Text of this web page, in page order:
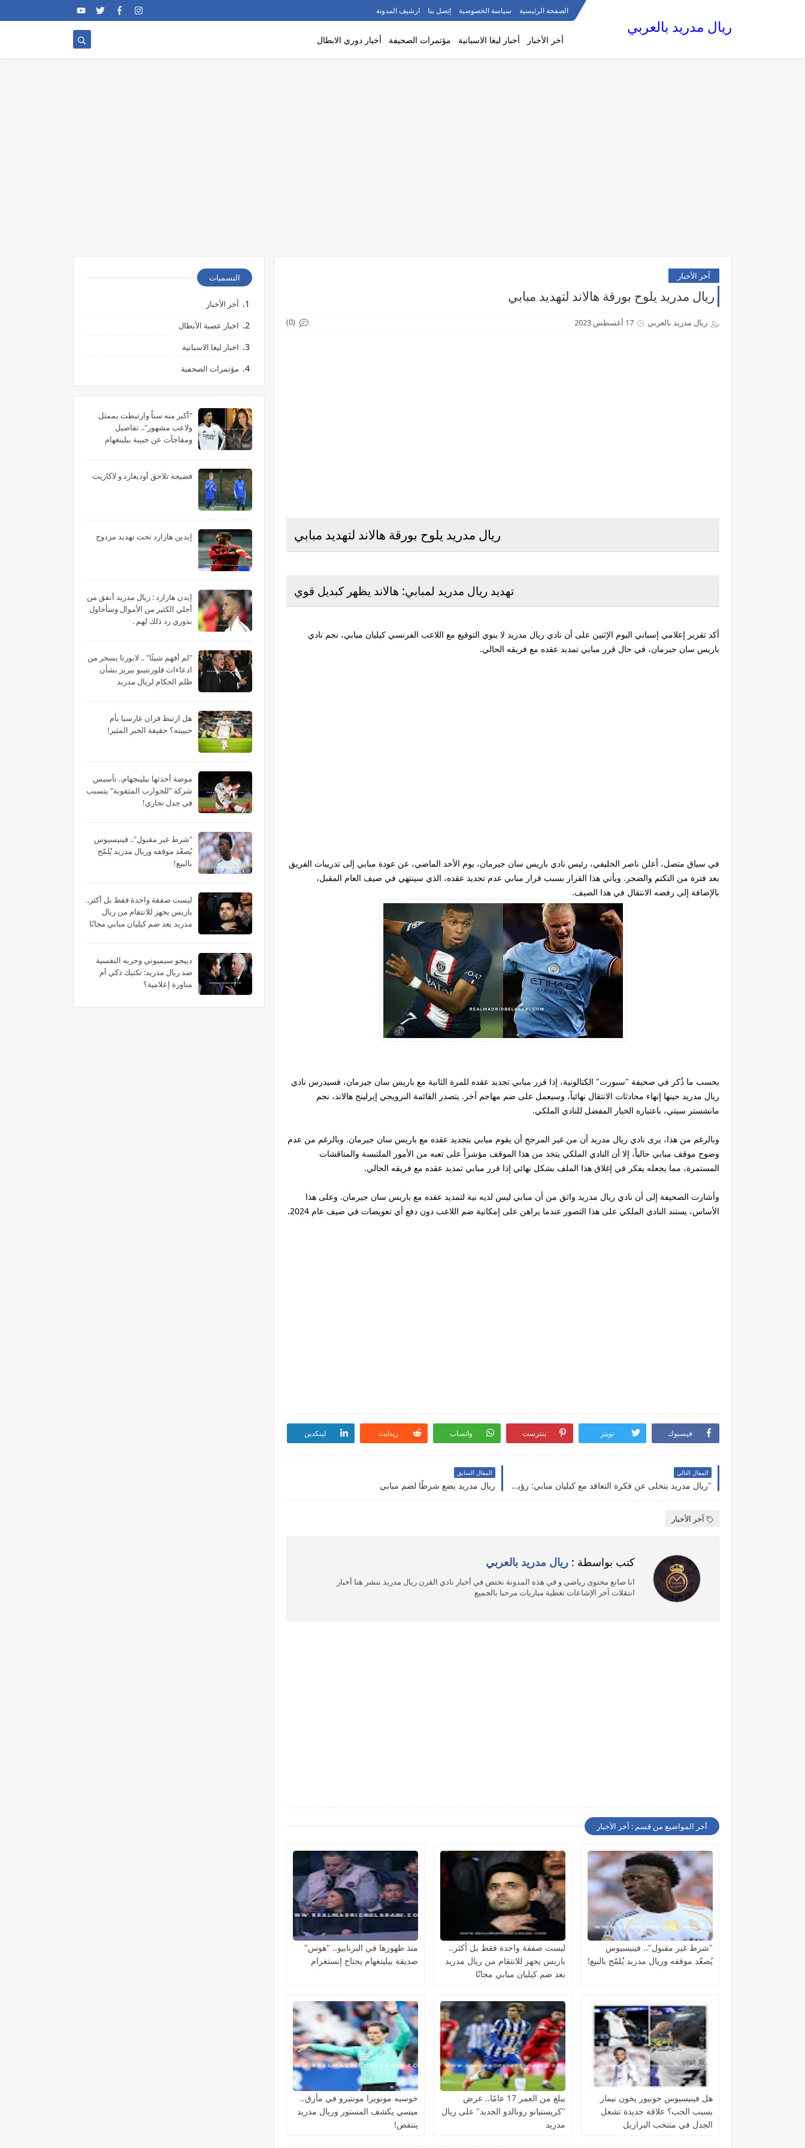
الصفحة الرئيسية سياسة الخصوصية إتصل بنا ارشيف المدونة
ريال مدريد بالعربي
أخر الأخبار أخبار ليغا الاسبانية مؤتمرات الصحيفة أخبار دوري الابطال
آخر الأخبار
ريال مدريد يلوح بورقة هالاند لتهديد مبابي
ريال مدريد بالعربي 17 أغسطس 2023 (0)
ريال مدريد يلوح بورقة هالاند لتهديد مبابي
تهديد ريال مدريد لمبابي: هالاند يظهر كبديل قوي
أكد تقرير إعلامي إسباني اليوم الإثنين على أن نادي ريال مدريد لا ينوي التوقيع مع اللاعب الفرنسي كيليان مبابي، نجم نادي
باريس سان جيرمان، في حال قرر مبابي تمديد عقده مع فريقه الحالي.
في سياق متصل، أعلن ناصر الخليفي، رئيس نادي باريس سان جيرمان، يوم الأحد الماضي، عن عودة مبابي إلى تدريبات الفريق
بعد فترة من التكتم والضجر. ويأتي هذا القرار بسبب قرار مبابي عدم تجديد عقده، الذي سينتهي في صيف العام المقبل،
بالإضافة إلى رفضه الانتقال في هذا الصيف.
بحسب ما ذُكر في صحيفة "سبورت" الكتالونية، إذا قرر مبابي تجديد عقده للمرة الثانية مع باريس سان جيرمان، فسيدرس نادي
ريال مدريد حينها إنهاء محادثات الانتقال نهائياً، وسيعمل على ضم مهاجم آخر. يتصدر القائمة النرويجي إيرلينج هالاند، نجم
مانشستر سيتي، باعتباره الخيار المفضل للنادي الملكي.
وبالرغم من هذا، يرى نادي ريال مدريد أن من غير المرجح أن يقوم مبابي بتجديد عقده مع باريس سان جيرمان. وبالرغم من عدم
وضوح موقف مبابي حالياً، إلا أن النادي الملكي يتخذ من هذا الموقف مؤشراً على تعبه من الأمور الملتبسة والمناقشات
المستمرة، مما يجعله يفكر في إغلاق هذا الملف بشكل نهائي إذا قرر مبابي تمديد عقده مع فريقه الحالي.
وأشارت الصحيفة إلى أن نادي ريال مدريد واثق من أن مبابي ليس لديه نية لتمديد عقده مع باريس سان جيرمان. وعلى هذا
الأساس، يستند النادي الملكي على هذا التصور عندما يراهن على إمكانية ضم اللاعب دون دفع أي تعويضات في صيف عام 2024.
فيسبوك تويتر بنترست واتساب ريدايت لينكدين
المقال التالي
"ريال مدريد يتخلى عن فكرة التعاقد مع كيليان مبابي: رؤية استراتيجية للمستقبل تتغلب على التوقعات الصيفية"
المقال السابق
ريال مدريد يضع شرطًا لضم مبابي
آخر الأخبار
كتب بواسطة : ريال مدريد بالعربي
انا صانع محتوى رياضي و في هذه المدونة نختص في أخبار نادي القرن ريال مدريد ننشر هنا أخبار
انتقلات آخر الإشاعات تغطية مباريات مرحبا بالجميع
أخر المواضيع من قسم : آخر الأخبار
"شرط غير مقبول".. فينيسيوس
يُصعّد موقفه وريال مدريد يُلمّح بالبيع!
ليست صفقة واحدة فقط بل أكثر..
باريس يجهز للانتقام من ريال مدريد
بعد ضم كيليان مبابي مجانًا
منذ ظهورها في البرنابيو.. "هوس"
صديقة بيلينغهام يجتاح إنستغرام
هل فينيسيوس جونيور يخون نيمار
بسبب الحب؟ علاقة جديدة تشعل
الجدل في منتخب البرازيل
يبلغ من العمر 17 عامًا.. عرض
"كريستيانو رونالدو الجديد" على ريال
مدريد
خوسيه مونويرا مونتيرو في مأزق..
ميسي يكشف المستور وريال مدريد
ينتفض!
التسميات
آخر الأخبار
اخبار عصبة الأبطال
اخبار ليغا الاسبانية
مؤتمرات الصحفية
"أكبر منه سناً وارتبطت بممثل
ولاعب مشهور".. تفاصيل
ومفاجآت عن حبيبة بيلينغهام
فضيحة تلاحق أوديغارد و لاكازيت
إيدين هازارد تحت تهديد مزدوج
‏إيدن هازارد : ريال مدريد أنفق من
أجلي الكثير من الأموال وسأحاول
بدوري رد ذلك لهم .
"لم أفهم شيئًا" .. لابورتا يسخر من
ادعاءات فلورنتينو بيريز بشأن
ظلم الحكام لريال مدريد
هل ارتبط فران غارسيا بأم
حبيبته؟ حقيقة الخبر المثير!
موضة أحدثها بيلينجهام.. تأسيس
شركة "للجوارب المثقوبة" يتسبب
في جدل تجاري!
"شرط غير مقبول".. فينيسيوس
يُصعّد موقفه وريال مدريد يُلمّح
بالبيع!
ليست صفقة واحدة فقط بل أكثر..
باريس يجهز للانتقام من ريال
مدريد بعد ضم كيليان مبابي مجانًا
دييجو سيميوني وحربه النفسية
ضد ريال مدريد: تكتيك ذكي أم
مناورة إعلامية؟